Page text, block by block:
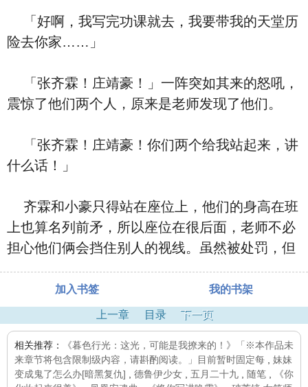
「好啊，我写完功课就去，我要带我的天堂历
险去你家……」
「张齐霖！庄靖豪！」一阵突如其来的怒吼，
震惊了他们两个人，原来是老师发现了他们。
「张齐霖！庄靖豪！你们两个给我站起来，讲
什么话！」
齐霖和小豪只得站在座位上，他们的身高在班
上也算名列前矛，所以座位在很后面，老师不必
担心他们俩会挡住别人的视线。虽然被处罚，但
加入书签 我的书架
上一章 目录 下一页
相关推荐：
《暮色行光：这光，可能是我撩来的！》「※本作品未
来章节将包含限制级内容，请斟酌阅读。」目前暂时固定每
妹妹
变成鬼了怎么办[暗黑复仇]
德鲁伊少女 五月二十九 随笔
《你